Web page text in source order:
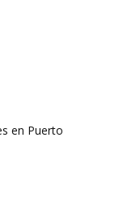
en Puerto